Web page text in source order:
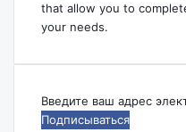
that allow you to
your needs.
Введите
ваш